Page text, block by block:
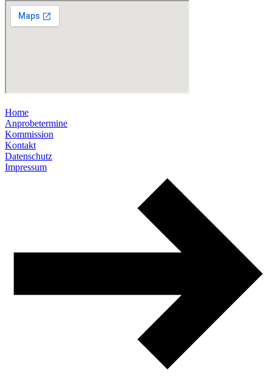
Home
Anprobetermine
Kommission
Kontakt
Datenschutz
Impressum